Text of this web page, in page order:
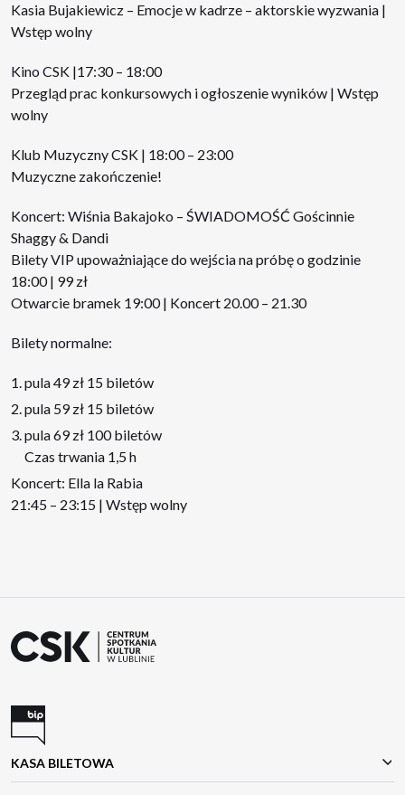
Kasia Bujakiewicz – Emocje w kadrze – aktorskie wyzwania |
Wstęp wolny
Kino CSK |17:30 – 18:00
Przegląd prac konkursowych i ogłoszenie wyników | Wstęp
wolny
Klub Muzyczny CSK | 18:00 – 23:00
Muzyczne zakończenie!
Koncert: Wiśnia Bakajoko – ŚWIADOMOŚĆ Gościnnie
Shaggy & Dandi
Bilety VIP upoważniające do wejścia na próbę o godzinie
18:00 | 99 zł
Otwarcie bramek 19:00 | Koncert 20.00 – 21.30
Bilety normalne:
pula 49 zł 15 biletów
pula 59 zł 15 biletów
pula 69 zł 100 biletów
Czas trwania 1,5 h
Koncert: Ella la Rabia
21:45 – 23:15 | Wstęp wolny
KASA BILETOWA